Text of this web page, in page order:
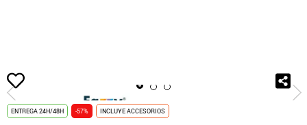
Inicio Kit o disfraz Chic
ENTREGA 24H/48H -57% INCLUYE ACCESORIOS